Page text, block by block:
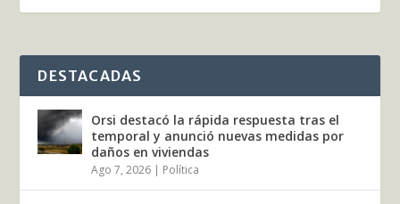
DESTACADAS
Orsi destacó la rápida respuesta tras el
temporal y anunció nuevas medidas por
daños en viviendas
Ago 7, 2026 | Política